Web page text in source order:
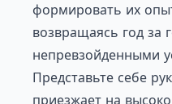
формировать их
возвращаясь год за
непревзойденными
Представьте себе
приезжает на